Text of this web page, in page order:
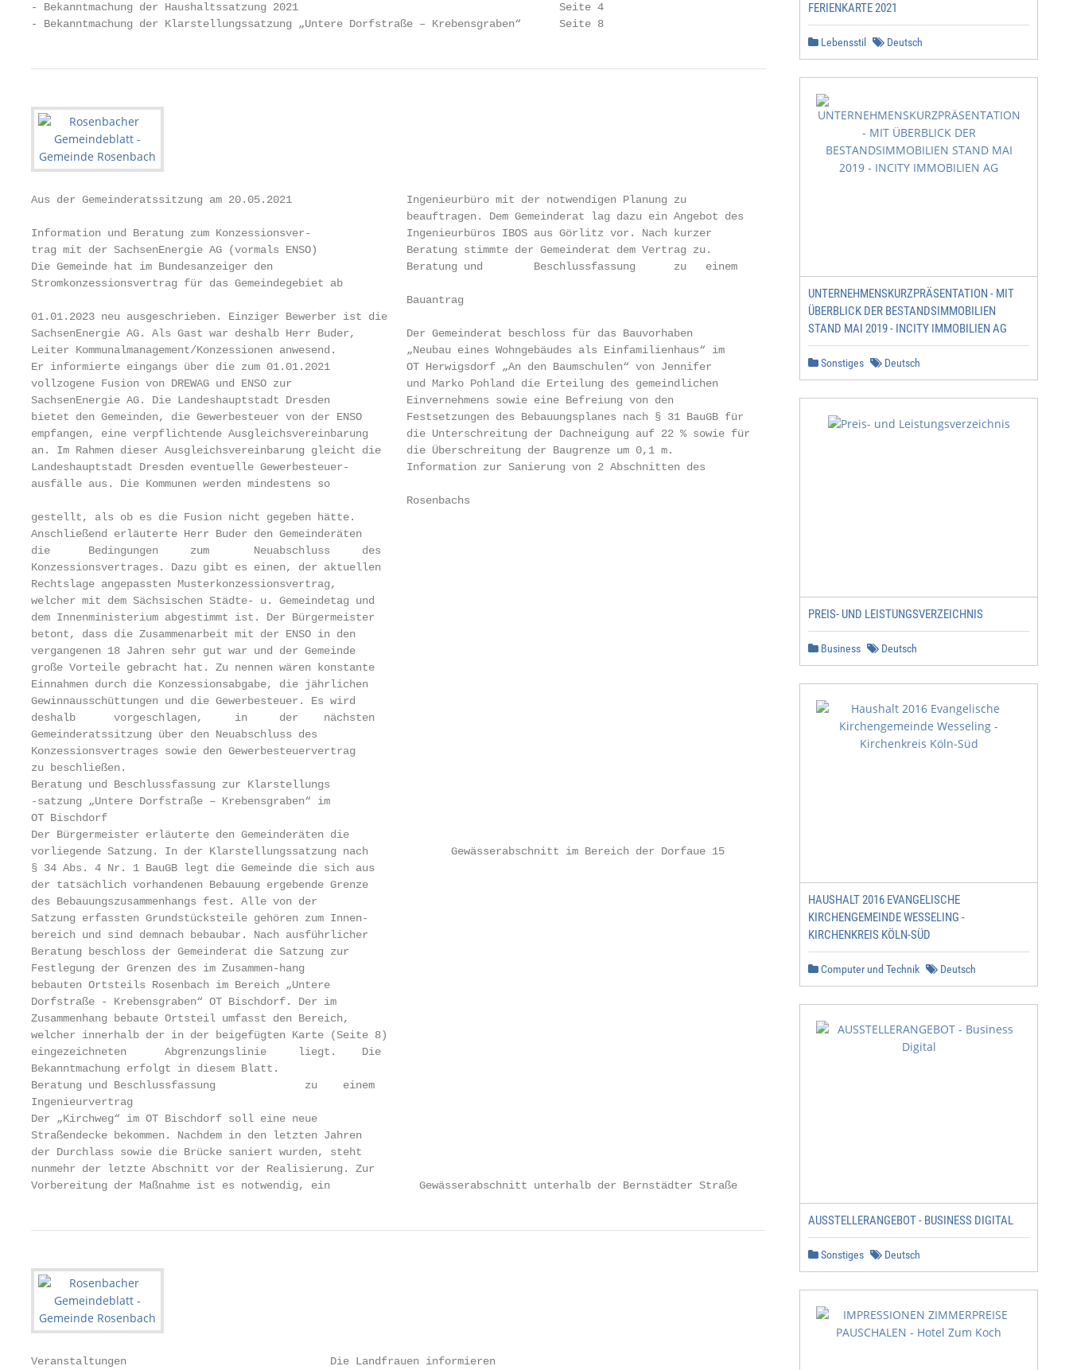
- Bekanntmachung der Haushaltssatzung 2021                                         Seite 4
- Bekanntmachung der Klarstellungssatzung „Untere Dorfstraße – Krebensgraben“      Seite 8
Aus der Gemeinderatssitzung am 20.05.2021                  Ingenieurbüro mit der notwendigen Planung zu
                                                           beauftragen. Dem Gemeinderat lag dazu ein Angebot des
Information und Beratung zum Konzessionsver-               Ingenieurbüros IBOS aus Görlitz vor. Nach kurzer
trag mit der SachsenEnergie AG (vormals ENSO)              Beratung stimmte der Gemeinderat dem Vertrag zu.
Die Gemeinde hat im Bundesanzeiger den                     Beratung und        Beschlussfassung      zu   einem
Stromkonzessionsvertrag für das Gemeindegebiet ab
                                                           Bauantrag
01.01.2023 neu ausgeschrieben. Einziger Bewerber ist die
SachsenEnergie AG. Als Gast war deshalb Herr Buder,        Der Gemeinderat beschloss für das Bauvorhaben
Leiter Kommunalmanagement/Konzessionen anwesend.           „Neubau eines Wohngebäudes als Einfamilienhaus“ im
Er informierte eingangs über die zum 01.01.2021            OT Herwigsdorf „An den Baumschulen“ von Jennifer
vollzogene Fusion von DREWAG und ENSO zur                  und Marko Pohland die Erteilung des gemeindlichen
SachsenEnergie AG. Die Landeshauptstadt Dresden            Einvernehmens sowie eine Befreiung von den
bietet den Gemeinden, die Gewerbesteuer von der ENSO       Festsetzungen des Bebauungsplanes nach § 31 BauGB für
empfangen, eine verpflichtende Ausgleichsvereinbarung      die Unterschreitung der Dachneigung auf 22 % sowie für
an. Im Rahmen dieser Ausgleichsvereinbarung gleicht die    die Überschreitung der Baugrenze um 0,1 m.
Landeshauptstadt Dresden eventuelle Gewerbesteuer-         Information zur Sanierung von 2 Abschnitten des
ausfälle aus. Die Kommunen werden mindestens so
                                                           Rosenbachs
gestellt, als ob es die Fusion nicht gegeben hätte.
Anschließend erläuterte Herr Buder den Gemeinderäten
die      Bedingungen     zum       Neuabschluss     des
Konzessionsvertrages. Dazu gibt es einen, der aktuellen
Rechtslage angepassten Musterkonzessionsvertrag,
welcher mit dem Sächsischen Städte- u. Gemeindetag und
dem Innenministerium abgestimmt ist. Der Bürgermeister
betont, dass die Zusammenarbeit mit der ENSO in den
vergangenen 18 Jahren sehr gut war und der Gemeinde
große Vorteile gebracht hat. Zu nennen wären konstante
Einnahmen durch die Konzessionsabgabe, die jährlichen
Gewinnausschüttungen und die Gewerbesteuer. Es wird
deshalb      vorgeschlagen,     in     der    nächsten
Gemeinderatssitzung über den Neuabschluss des
Konzessionsvertrages sowie den Gewerbesteuervertrag
zu beschließen.
Beratung und Beschlussfassung zur Klarstellungs
-satzung „Untere Dorfstraße – Krebensgraben“ im
OT Bischdorf
Der Bürgermeister erläuterte den Gemeinderäten die
vorliegende Satzung. In der Klarstellungssatzung nach             Gewässerabschnitt im Bereich der Dorfaue 15
§ 34 Abs. 4 Nr. 1 BauGB legt die Gemeinde die sich aus
der tatsächlich vorhandenen Bebauung ergebende Grenze
des Bebauungszusammenhangs fest. Alle von der
Satzung erfassten Grundstücksteile gehören zum Innen-
bereich und sind demnach bebaubar. Nach ausführlicher
Beratung beschloss der Gemeinderat die Satzung zur
Festlegung der Grenzen des im Zusammen-hang
bebauten Ortsteils Rosenbach im Bereich „Untere
Dorfstraße - Krebensgraben“ OT Bischdorf. Der im
Zusammenhang bebaute Ortsteil umfasst den Bereich,
welcher innerhalb der in der beigefügten Karte (Seite 8)
eingezeichneten      Abgrenzungslinie     liegt.    Die
Bekanntmachung erfolgt in diesem Blatt.
Beratung und Beschlussfassung              zu    einem
Ingenieurvertrag
Der „Kirchweg“ im OT Bischdorf soll eine neue
Straßendecke bekommen. Nachdem in den letzten Jahren
der Durchlass sowie die Brücke saniert wurden, steht
nunmehr der letzte Abschnitt vor der Realisierung. Zur
Vorbereitung der Maßnahme ist es notwendig, ein              Gewässerabschnitt unterhalb der Bernstädter Straße
Veranstaltungen                                Die Landfrauen informieren
FERIENKARTE 2021
Lebensstil Deutsch
UNTERNEHMENSKURZPRÄSENTATION - MIT
ÜBERBLICK DER BESTANDSIMMOBILIEN
STAND MAI 2019 - INCITY IMMOBILIEN AG
Sonstiges Deutsch
PREIS- UND LEISTUNGSVERZEICHNIS
Business Deutsch
HAUSHALT 2016 EVANGELISCHE
KIRCHENGEMEINDE WESSELING -
KIRCHENKREIS KÖLN-SÜD
Computer und Technik Deutsch
AUSSTELLERANGEBOT - BUSINESS DIGITAL
Sonstiges Deutsch